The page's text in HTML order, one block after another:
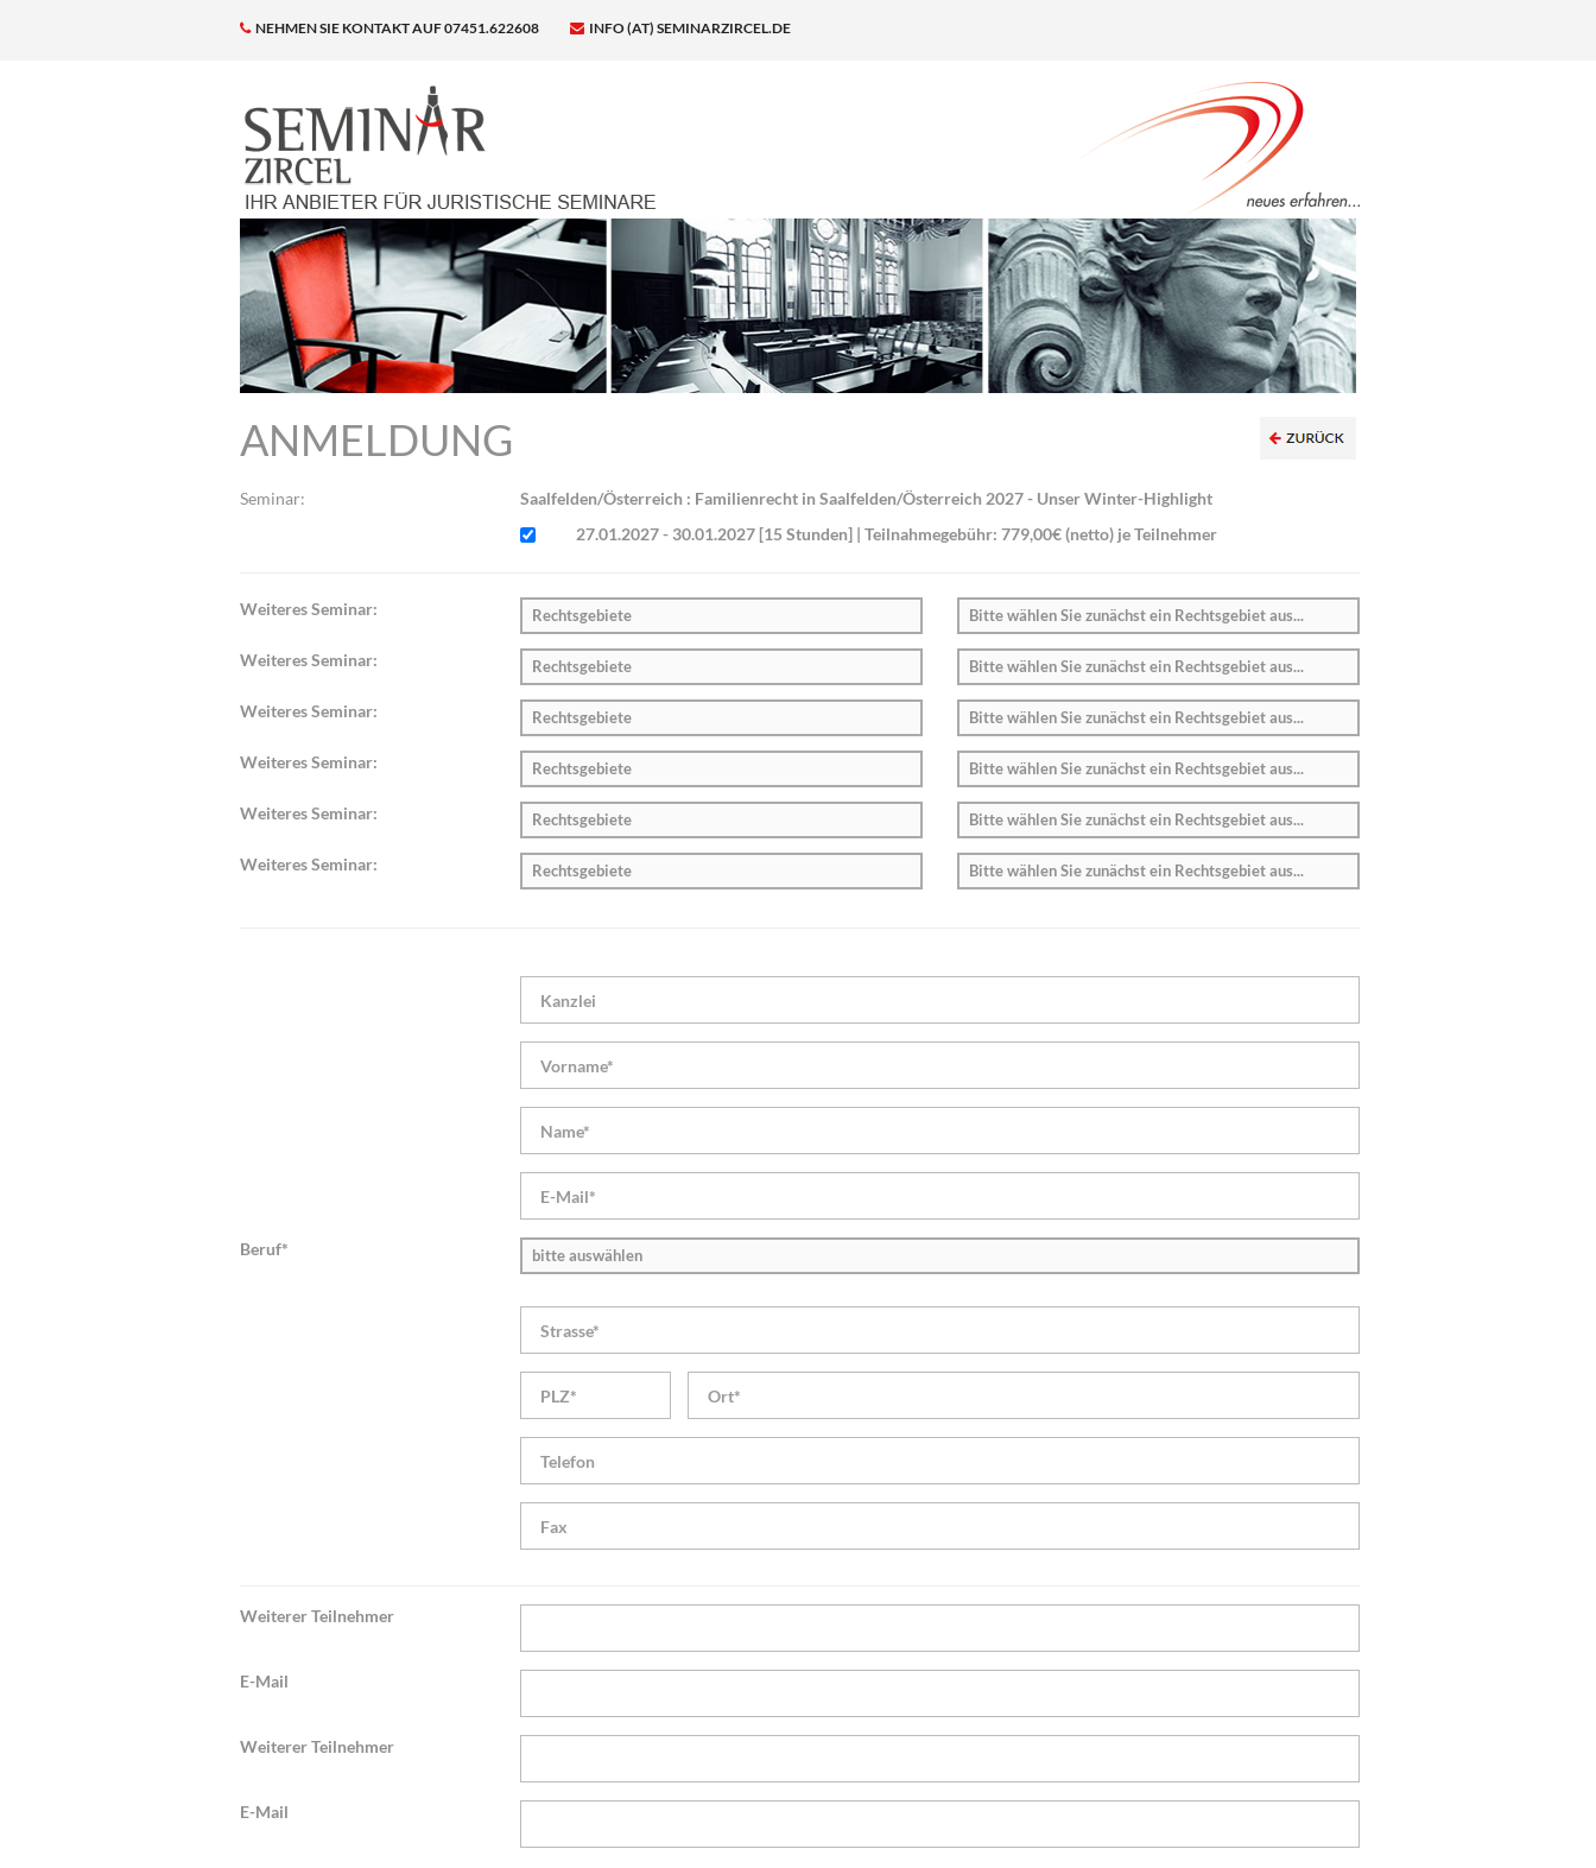
NEHMEN SIE KONTAKT AUF 07451.622608 INFO (AT) SEMINARZIRCEL.DE
ANMELDUNG
Seminar:
Saalfelden/Österreich : Familienrecht in Saalfelden/Österreich 2027 - Unser Winter-Highlight
27.01.2027 - 30.01.2027 [15 Stunden] | Teilnahmegebühr: 779,00€ (netto) je Teilnehmer
Weiteres Seminar: Rechtsgebiete Bitte wählen Sie zunächst ein Rechtsgebiet aus...
Weiteres Seminar: Rechtsgebiete Bitte wählen Sie zunächst ein Rechtsgebiet aus...
Weiteres Seminar: Rechtsgebiete Bitte wählen Sie zunächst ein Rechtsgebiet aus...
Weiteres Seminar: Rechtsgebiete Bitte wählen Sie zunächst ein Rechtsgebiet aus...
Weiteres Seminar: Rechtsgebiete Bitte wählen Sie zunächst ein Rechtsgebiet aus...
Weiteres Seminar: Rechtsgebiete Bitte wählen Sie zunächst ein Rechtsgebiet aus...
Beruf* bitte auswählen
Weiterer Teilnehmer
E-Mail
Weiterer Teilnehmer
E-Mail